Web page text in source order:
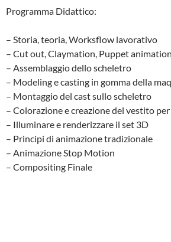
Programma Didattico:
– Storia, teoria, Worksflow lavorativo
– Cut out, Claymation, Puppet animation
– Assemblaggio dello scheletro
– Modeling e casting in gomma della
– Montaggio del cast sullo scheletro
– Colorazione e creazione del vestito
– Illuminare e renderizzare il set 3D
– Principi di animazione tradizionale
– Animazione Stop Motion
– Compositing Finale